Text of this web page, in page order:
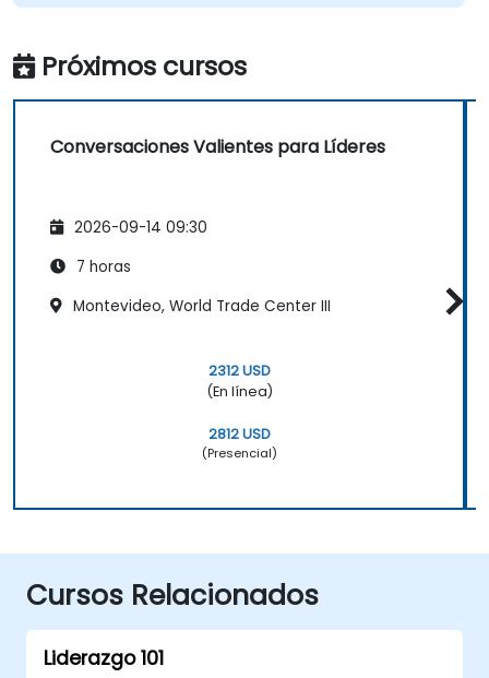
Próximos cursos
Conversaciones Valientes para Líderes
2026-09-14 09:30
7 horas
Montevideo, World Trade Center III
2312 USD
(En línea)
2812 USD
(Presencial)
Cursos Relacionados
Liderazgo 101